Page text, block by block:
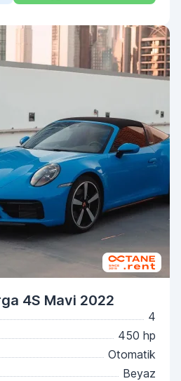
4S Mavi 2022
4
450 hp
Otomatik
Beyaz